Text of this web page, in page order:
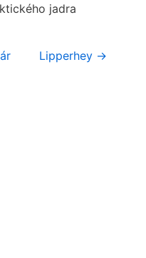
jadra
Lipperhey →